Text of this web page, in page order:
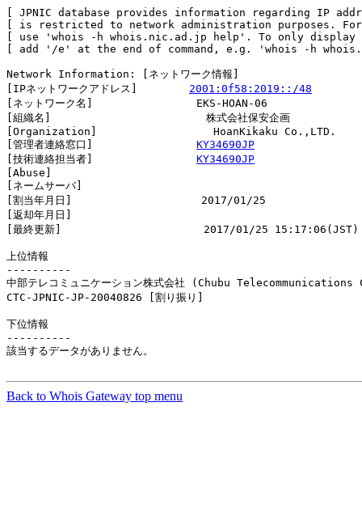
[ JPNIC database provides information regarding IP
[ is restricted to network administration purposes.
[ use 'whois -h whois.nic.ad.jp help'. To only
[ add '/e' at the end of command, e.g. 'whois -h
Network Information: [ネットワーク情報]
[IPネットワークアドレス] 2001:0f58:2019::/48
[ネットワーク名]                EKS-HOAN-06
[組織名]                        株式会社保安企画
[Organization]                  HoanKikaku Co.,LTD.
[管理者連絡窓口] KY34690JP
[技術連絡担当者] KY34690JP
[Abuse]
[ネームサーバ]
[割当年月日]                    2017/01/25
[返却年月日]
[最終更新]                      2017/01/25 15:17:06(JST)
上位情報
----------
中部テレコミュニケーション株式会社 (Chubu
CTC-JPNIC-JP-20040826 [割り
下位情報
----------
該当するデータがありません。
Back to Whois Gateway top menu